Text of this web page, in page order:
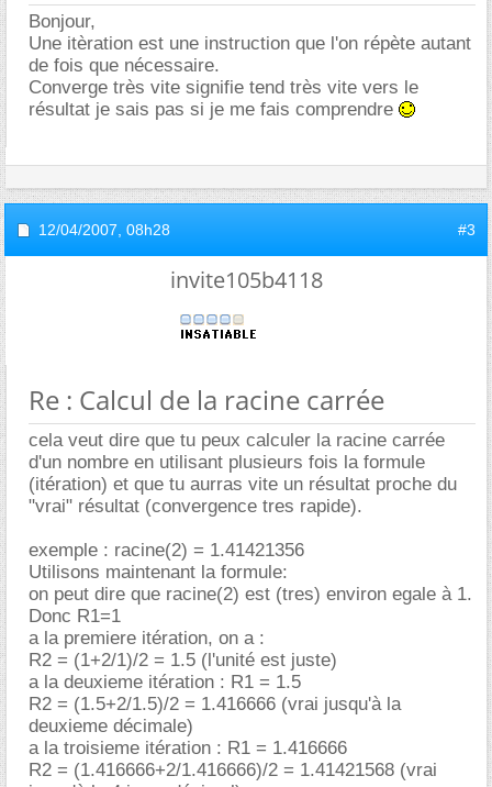
Bonjour,
Une itèration est une instruction que l'on répète autant
de fois que nécessaire.
Converge très vite signifie tend très vite vers le
résultat je sais pas si je me fais comprendre
12/04/2007, 08h28 #3
invite105b4118
Re : Calcul de la racine carrée
cela veut dire que tu peux calculer la racine carrée
d'un nombre en utilisant plusieurs fois la formule
(itération) et que tu aurras vite un résultat proche du
"vrai" résultat (convergence tres rapide).
exemple : racine(2) = 1.41421356
Utilisons maintenant la formule:
on peut dire que racine(2) est (tres) environ egale à 1.
Donc R1=1
a la premiere itération, on a :
R2 = (1+2/1)/2 = 1.5 (l'unité est juste)
a la deuxieme itération : R1 = 1.5
R2 = (1.5+2/1.5)/2 = 1.416666 (vrai jusqu'à la
deuxieme décimale)
a la troisieme itération : R1 = 1.416666
R2 = (1.416666+2/1.416666)/2 = 1.41421568 (vrai